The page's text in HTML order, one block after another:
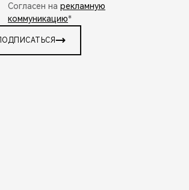
Согласен на рекламную
коммуникацию*
ПОДПИСАТЬСЯ